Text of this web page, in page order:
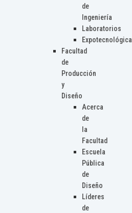
de
Ingeniería
Laboratorios
Expotecnológica
Facultad
de
Producción
y
Diseño
Acerca
de
la
Facultad
Escuela
Pública
de
Diseño
Líderes
de